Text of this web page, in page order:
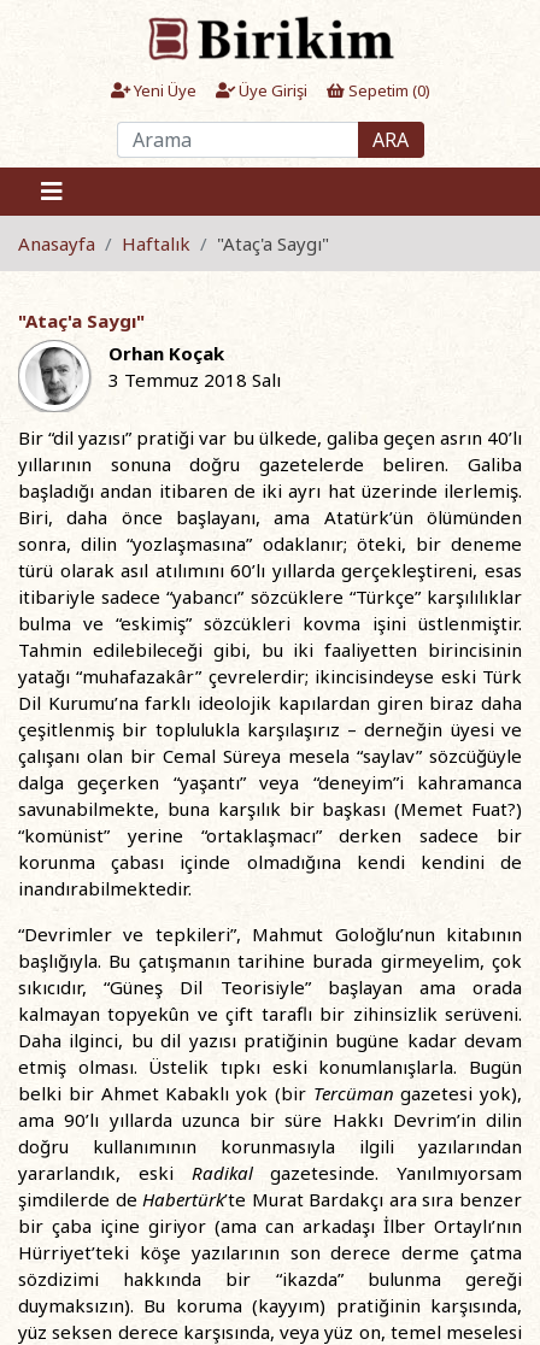
Yeni Üye Üye Girişi Sepetim (0)
ARA
Anasayfa Haftalık "Ataç'a Saygı"
"Ataç'a Saygı"
Orhan Koçak
3 Temmuz 2018 Salı
Bir “dil yazısı” pratiği var bu ülkede, galiba geçen asrın 40’lı
yıllarının sonuna doğru gazetelerde beliren. Galiba
başladığı andan itibaren de iki ayrı hat üzerinde ilerlemiş.
Biri, daha önce başlayanı, ama Atatürk’ün ölümünden
sonra, dilin “yozlaşmasına” odaklanır; öteki, bir deneme
türü olarak asıl atılımını 60’lı yıllarda gerçekleştireni, esas
itibariyle sadece “yabancı” sözcüklere “Türkçe” karşılılıklar
bulma ve “eskimiş” sözcükleri kovma işini üstlenmiştir.
Tahmin edilebileceği gibi, bu iki faaliyetten birincisinin
yatağı “muhafazakâr” çevrelerdir; ikincisindeyse eski Türk
Dil Kurumu’na farklı ideolojik kapılardan giren biraz daha
çeşitlenmiş bir toplulukla karşılaşırız – derneğin üyesi ve
çalışanı olan bir Cemal Süreya mesela “saylav” sözcüğüyle
dalga geçerken “yaşantı” veya “deneyim”i kahramanca
savunabilmekte, buna karşılık bir başkası (Memet Fuat?)
“komünist” yerine “ortaklaşmacı” derken sadece bir
korunma çabası içinde olmadığına kendi kendini de
inandırabilmektedir.
“Devrimler ve tepkileri”, Mahmut Goloğlu’nun kitabının
başlığıyla. Bu çatışmanın tarihine burada girmeyelim, çok
sıkıcıdır, “Güneş Dil Teorisiyle” başlayan ama orada
kalmayan topyekûn ve çift taraflı bir zihinsizlik serüveni.
Daha ilginci, bu dil yazısı pratiğinin bugüne kadar devam
etmiş olması. Üstelik tıpkı eski konumlanışlarla. Bugün
belki bir Ahmet Kabaklı yok (bir Tercüman gazetesi yok),
ama 90’lı yıllarda uzunca bir süre Hakkı Devrim’in dilin
doğru kullanımının korunmasıyla ilgili yazılarından
yararlandık, eski Radikalgazetesinde. Yanılmıyorsam
şimdilerde deHabertürk’te Murat Bardakçı ara sıra benzer
bir çaba içine giriyor (ama can arkadaşı İlber Ortaylı’nın
Hürriyet’teki köşe yazılarının son derece derme çatma
sözdizimi hakkında bir “ikazda” bulunma gereği
duymaksızın). Bu koruma (kayyım) pratiğinin karşısında,
yüz seksen derece karşısında, veya yüz on, temel meselesi